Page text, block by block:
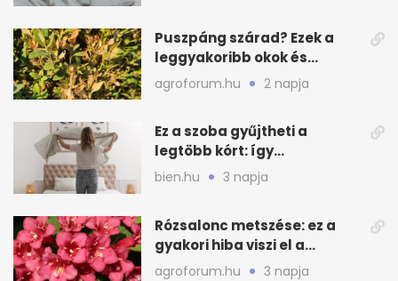
Puszpáng szárad? Ezek a
leggyakoribb okok és
teendők
agroforum.hu 2 napja
Ez a szoba gyűjtheti a
legtöbb kórt: így
mélytisztítsd otthon
bien.hu 3 napja
Rózsalonc metszése: ez a
gyakori hiba viszi el a
virágzást
agroforum.hu 3 napja